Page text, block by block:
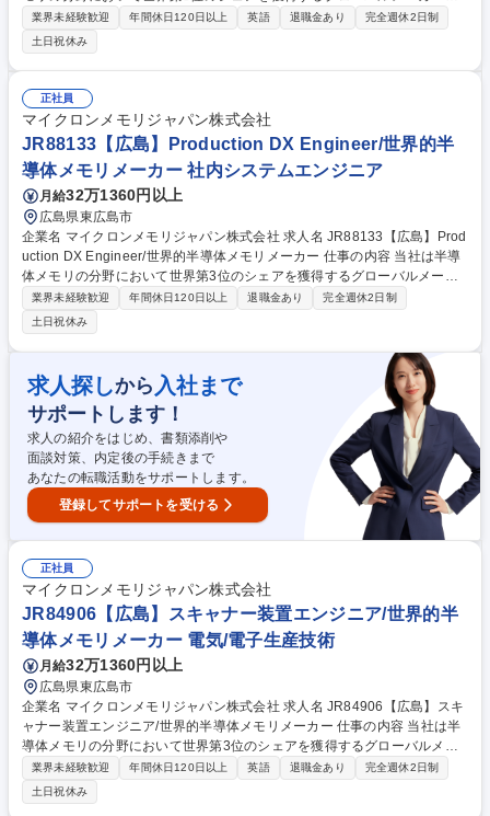
す。今回は、そんな当社の製造MXTエンジニアとして、下記の業務をお任
せ致します。 【詳細】■制約条件を考慮したWS（Workstation）モデリン
グ ■クロスファブ連携による改善活動 ■迅速なコンバージョンフローによ
るキャパシティ確保と検証時間短縮 ■スループット向上とCycle Time短縮
■ボトルネック工程の特定と改善策立案 募集職種 JR84454【広島】製造M
XTエンジニア/世界的半導体メモリメーカー
業界未経験歓迎 年間休日120日以上 英語 退職金あり
完全週休2日制
土日祝休み
正社員
マイクロンメモリジャパン株式会社
JR88133【広島】Production DX Engineer/世界的半
導体メモリメーカー 社内システムエンジニア
月給32万1360円以上
広島県東広島市
企業名 マイクロンメモリジャパン株式会社 求人名 JR88133【広島】Prod
uction DX Engineer/世界的半導体メモリメーカー 仕事の内容 当社は半導
体メモリの分野において世界第3位のシェアを獲得するグローバルメーカ
ーです。今回は、そんな当社のProduction DX Engineer として、下記の
業務をお任せ致します。 ■製造KPI（サイクルタイム、スループット等）
の分析と改善策提案■自動化アプリケーションの開発（例：Lot Priority Au
to Upgrade、FQ Postpone）■データ可視化ダッシュボードの設計・構築
（例：In-Time Delivery、Photo DBR）■API開発およびUI設計による業務
効率化■DX関連プロジェクトの要件定義、設計、UAT、導入■OMT DXチ
ームとの連携によるFab全体のオートメーション推進 募集職種 JR88133
【広島】Production DX Engineer/世界的半導体メモリメーカー
業界未経験歓迎 年間休日120日以上 退職金あり
完全週休2日制
土日祝休み
求人探しから 入社まで
サポートします！
求人の紹介をはじめ、書類添削や
面談対策、内定後の手続きまで
あなたの転職活動をサポートします。
登録してサポートを受ける
正社員
マイクロンメモリジャパン株式会社
JR84906【広島】スキャナー装置エンジニア/世界的半
導体メモリメーカー 電気/電子生産技術
月給32万1360円以上
広島県東広島市
企業名 マイクロンメモリジャパン株式会社 求人名 JR84906【広島】スキ
ャナー装置エンジニア/世界的半導体メモリメーカー 仕事の内容 当社は半
導体メモリの分野において世界第3位のシェアを獲得するグローバルメー
カーです。今回は、そんな当社のスキャナー装置エンジニアとして、下記
の業務をお任せ致します。 【詳細】■安全および品質プロトコルを厳格に
遵守し、実施■ASML DUVスキャナー設備の稼働・保守を行い、設備稼働
業界未経験歓迎 年間休日120日以上 英語 退職金あり
完全週休2日制
土日祝休み